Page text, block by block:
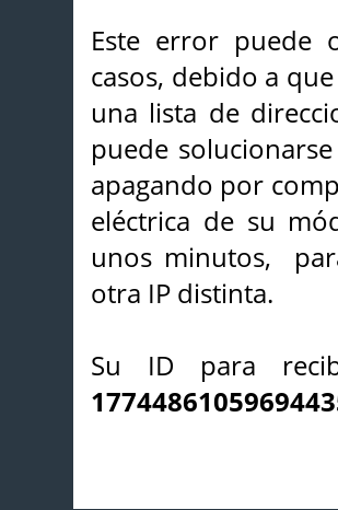
Este error puede
casos, debido a
una lista de
puede
apagando por
eléctrica de su
unos minutos,
otra IP distinta.
Su ID para